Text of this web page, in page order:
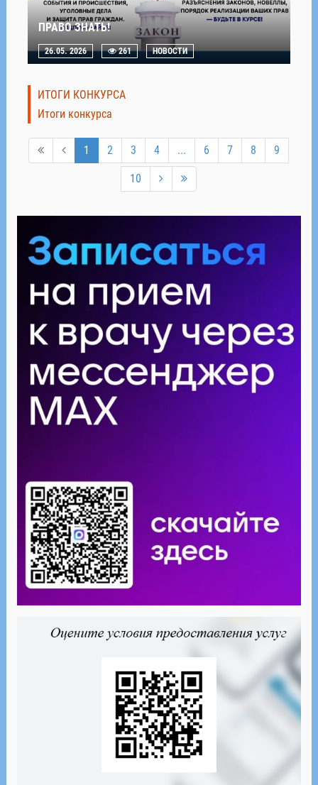
ПРАВО ЗНАТЬ!
26.05. 2026 261 НОВОСТИ
ИТОГИ КОНКУРСА
Итоги конкурса
1 2 3 4 ... 6 7 8 9
10